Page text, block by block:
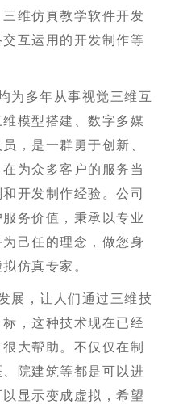
维仿真教学软件开发
互运用的开发制作等
多年从事视觉三维互
模型搭建、数字多媒
，是一群勇于创新、
为众多客户的服务当
开发制作经验。公司
务价值，秉承以专业
己任的理念，做您身
仿真专家。
，让人们通过三维技
，这种技术现在已经
大帮助。不仅仅在制
院建筑等都是可以进
显示变成虚拟，希望